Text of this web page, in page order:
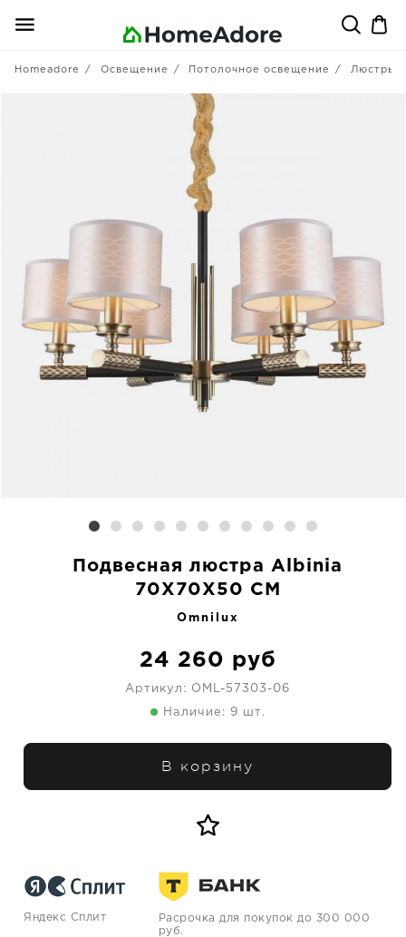
Homeadore Освещение Потолочное освещение Люстры
Подвесная люстра Albinia
70X70X50 CM
Omnilux
24 260 руб
Артикул: OML-57303-06
Наличие: 9 шт.
В корзину
Яндекс Сплит
Расрочка для покупок до 300 000
руб.